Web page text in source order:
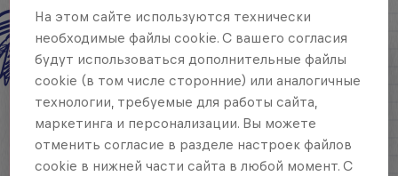
На этом сайте иcпользуются технически
необходимые файлы cookie. С вашего согласия
будут использоваться дополнительные файлы
cookie (в том числе сторонние) или аналогичные
технологии, требуемые для работы сайта,
маркетинга и персонализации. Вы можете
отменить согласие в разделе настроек файлов
cookie в нижней части сайта в любой момент. С